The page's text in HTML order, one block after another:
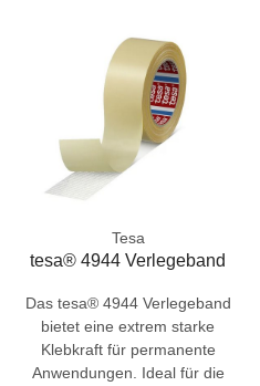
Tesa
tesa® 4944 Verlegeband
Das tesa® 4944 Verlegeband
bietet eine extrem starke
Klebkraft für permanente
Anwendungen. Ideal für die